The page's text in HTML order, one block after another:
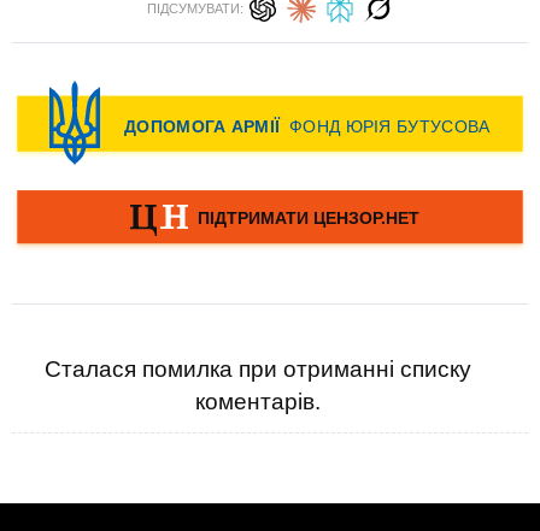
ПІДСУМУВАТИ:
Сталася помилка при отриманні списку
коментарів.